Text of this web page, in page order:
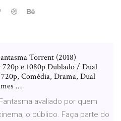
Torrent (2018)
e 1080p Dublado / Dual
Comédia, Drama, Dual
…
avaliado por quem
o público. Faça parte do